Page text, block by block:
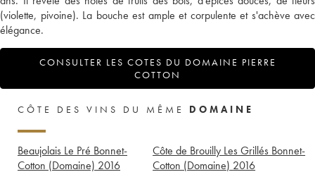
(violette, pivoine). La bouche est ample et corpulente et s'achève avec
élégance.
CONSULTER LES COTES DU DOMAINE PIERRE
COTTON
CÔTE DES VINS DU MÊME DOMAINE
Beaujolais Le Pré Bonnet-
Cotton (Domaine) 2016
Côte de Brouilly Les Grillés Bonnet-
Cotton (Domaine) 2016